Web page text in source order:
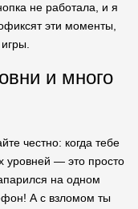
не работала, и я
эти моменты,
и много
честно: когда тебе
уровней — это просто
на одном
А с взломом ты